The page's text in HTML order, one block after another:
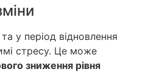
та у період відновлення
стресу. Це може
зниження рівня